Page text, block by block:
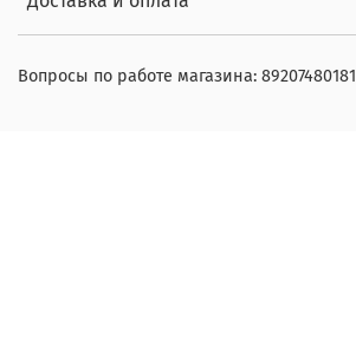
Вопросы по работе магазина: 89207480181